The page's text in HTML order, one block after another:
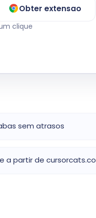
Obter extensao
clique
sem atrasos
a partir de